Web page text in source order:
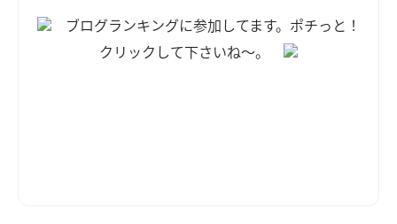
ブログランキングに参加してます。ポチっと！
クリックして下さいね～。